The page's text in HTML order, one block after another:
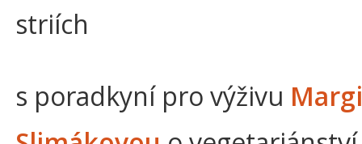
striích
s poradkyní pro výživu